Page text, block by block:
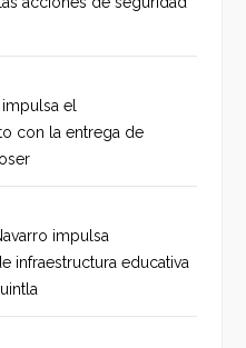
impulsa el
con la entrega de
impulsa
infraestructura educativa